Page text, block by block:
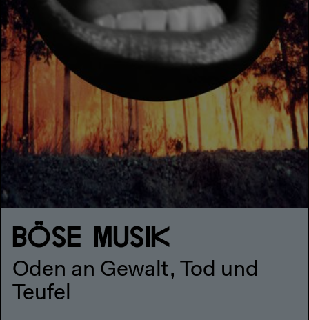
BÖSE MUSIK
Oden an Gewalt, Tod und
Teufel